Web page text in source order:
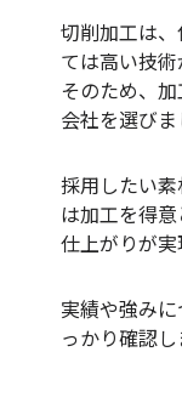
切削加工は
ては高い技術
そのため、
会社を選びま
採用したい
は加工を得
仕上がりが実
実績や強み
っかり確認し